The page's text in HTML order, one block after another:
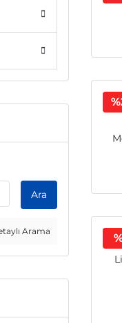
Ara
Arama